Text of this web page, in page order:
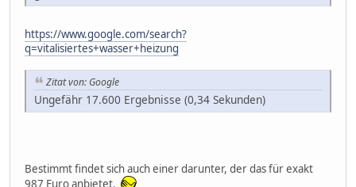
https://www.google.com/search?
q=vitalisiertes+wasser+heizung
Zitat von: Google
Ungefähr 17.600 Ergebnisse (0,34 Sekunden)
Bestimmt findet sich auch einer darunter, der das für exakt
987 Euro anbietet.